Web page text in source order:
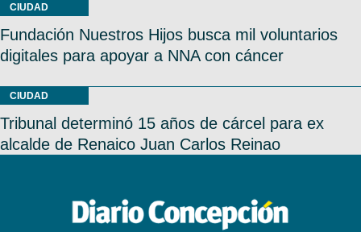
CIUDAD
Fundación Nuestros Hijos busca mil voluntarios
digitales para apoyar a NNA con cáncer
CIUDAD
Tribunal determinó 15 años de cárcel para ex
alcalde de Renaico Juan Carlos Reinao